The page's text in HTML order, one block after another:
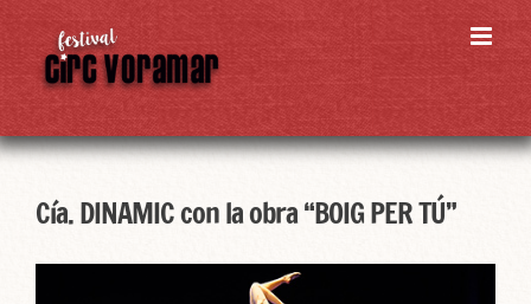
Skip
to
content
Cía. DINAMIC con la obra “BOIG PER TÚ”